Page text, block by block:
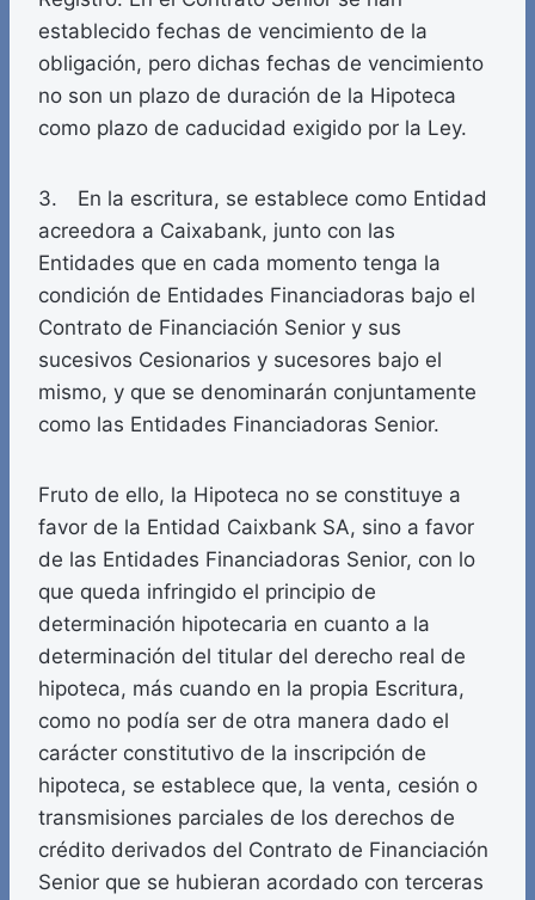
establecido fechas de vencimiento de la
obligación, pero dichas fechas de vencimiento
no son un plazo de duración de la Hipoteca
como plazo de caducidad exigido por la Ley.
3. En la escritura, se establece como Entidad
acreedora a Caixabank, junto con las
Entidades que en cada momento tenga la
condición de Entidades Financiadoras bajo el
Contrato de Financiación Senior y sus
sucesivos Cesionarios y sucesores bajo el
mismo, y que se denominarán conjuntamente
como las Entidades Financiadoras Senior.
Fruto de ello, la Hipoteca no se constituye a
favor de la Entidad Caixbank SA, sino a favor
de las Entidades Financiadoras Senior, con lo
que queda infringido el principio de
determinación hipotecaria en cuanto a la
determinación del titular del derecho real de
hipoteca, más cuando en la propia Escritura,
como no podía ser de otra manera dado el
carácter constitutivo de la inscripción de
hipoteca, se establece que, la venta, cesión o
transmisiones parciales de los derechos de
crédito derivados del Contrato de Financiación
Senior que se hubieran acordado con terceras